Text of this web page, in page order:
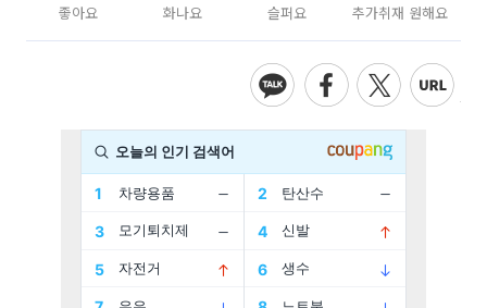
좋아요 화나요 슬퍼요 추가취재 원해요